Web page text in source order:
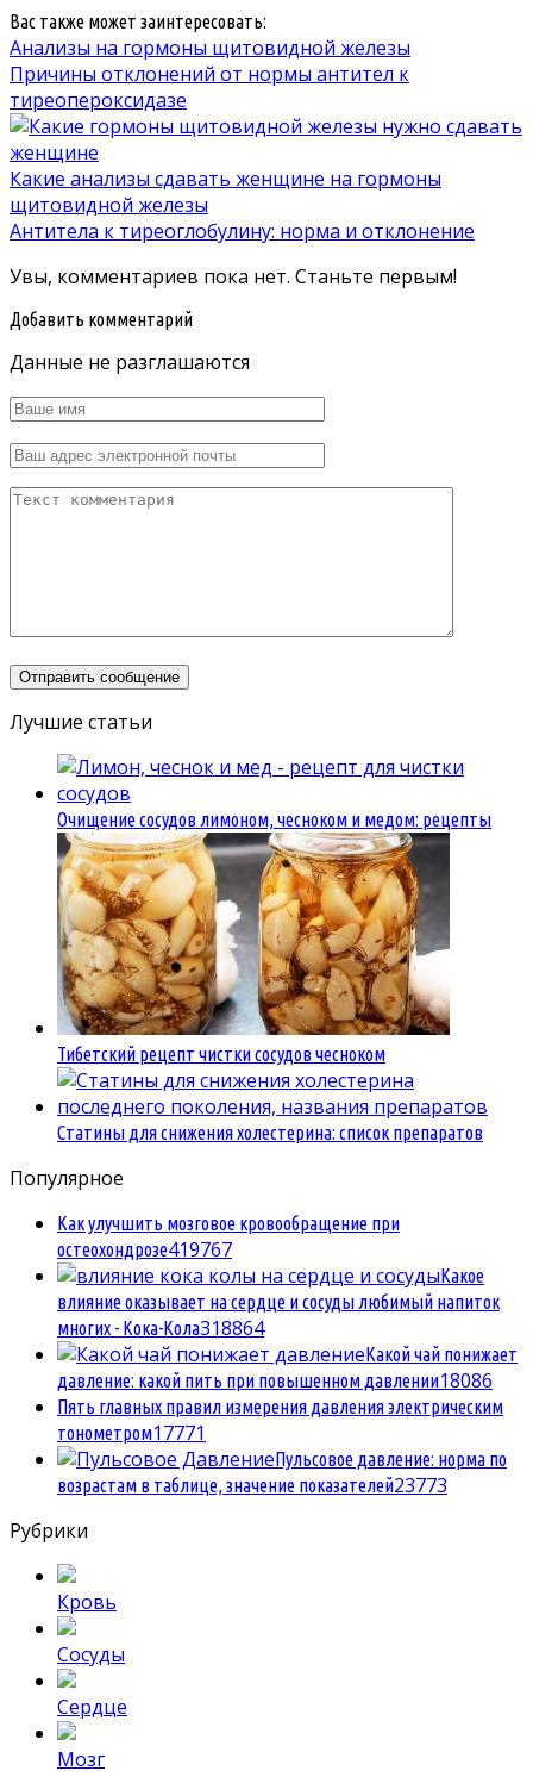
Вас также может заинтересовать:
Анализы на гормоны щитовидной железы
Причины отклонений от нормы антител к
тиреопероксидазе
Какие анализы сдавать женщине на гормоны
щитовидной железы
Антитела к тиреоглобулину: норма и отклонение
Увы, комментариев пока нет. Станьте первым!
Добавить комментарий
Данные не разглашаются
Лучшие статьи
Очищение сосудов лимоном, чесноком и медом: рецепты
Тибетский рецепт чистки сосудов чесноком
Статины для снижения холестерина: список препаратов
Популярное
Как улучшить мозговое кровообращение при
остеохондрозе419767
Какое
влияние оказывает на сердце и сосуды любимый напиток
многих - Кока-Кола318864
Какой чай понижает
давление: какой пить при повышенном давлении18086
Пять главных правил измерения давления электрическим
тонометром17771
Пульсовое давление: норма по
возрастам в таблице, значение показателей23773
Рубрики
Кровь
Сосуды
Сердце
Мозг